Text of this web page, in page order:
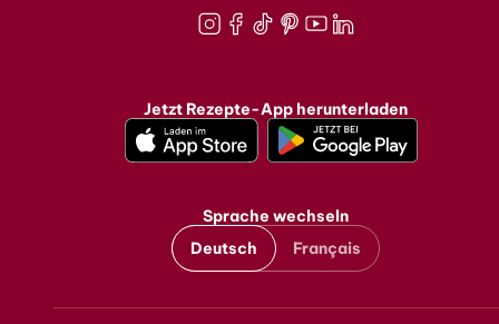
Jetzt Rezepte-App herunterladen
Sprache wechseln
Deutsch
Français